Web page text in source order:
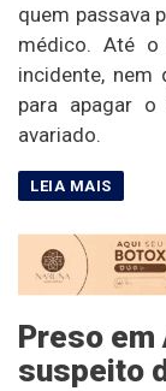
quem passava
médico. Até
incidente, nem
para apagar
avariado.
Preso em
suspeito